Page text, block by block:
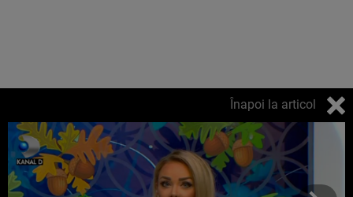
Înapoi la articol